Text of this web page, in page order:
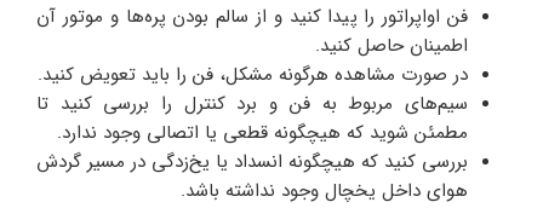
فن اواپراتور را پیدا کنید و از سالم بودن پره‌ها و موتور آن
اطمینان حاصل کنید.
در صورت مشاهده هرگونه مشکل، فن را باید تعویض کنید.
سیم‌های مربوط به فن و برد کنترل را بررسی کنید تا
مطمئن شوید که هیچگونه قطعی یا اتصالی وجود ندارد.
بررسی کنید که هیچگونه انسداد یا یخ‌زدگی در مسیر گردش
هوای داخل یخچال وجود نداشته باشد.